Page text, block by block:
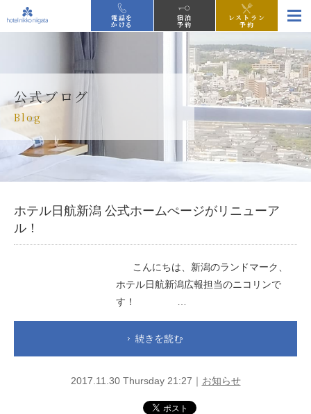
電話を
かける
宿泊
予約
レストラン
予約
公式ブログ
Blog
ホテル日航新潟 公式ホームぺージがリニューア
ル！
こんにちは、新潟のランドマーク、
ホテル日航新潟広報担当のニコリンで
す！ …
続きを読む
2017.11.30 Thursday 21:27｜ お知らせ